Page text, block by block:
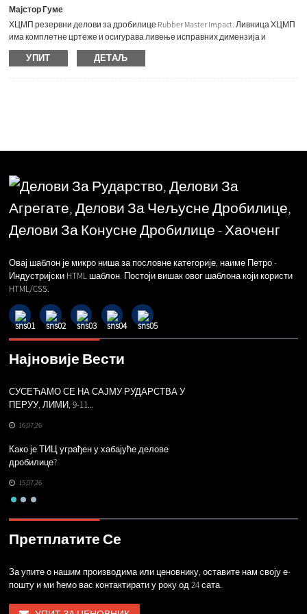
Мајстор Гуме
ХЦМП резервни делови за дробилице Rubber Master Impact. Ливница ХЦМП
има комплетне цртеже и осигурава ливење исправних димензија и
врхунских хабајућих делова и испоручује резервне делове у складу са
системима квалитета ИСО 9001. Можемо да испоручимо следеће моделе,
УПИТ ДЕТАЉ
Овај шаблон је микро ниша за пословне категорије, наиме Петро -
Индустријски HTML шаблон. Постоји вишак овог шаблона који користи
HTML/CSS.
Најновије Вести
СУСЕЋАМО СЕ НА САЈМУ РУДАРСТВА У
ПЕРУУ, ЛИМИ, 9-11...
16,07,26
Како је ТИЦ уграђен у хабајуће делове
дробилице?
15,07,26
Претплатите Се
За упите о нашим производима или ценовнику, оставите нам своју е-
пошту и ми ћемо вас контактирати у року од 24 сата.